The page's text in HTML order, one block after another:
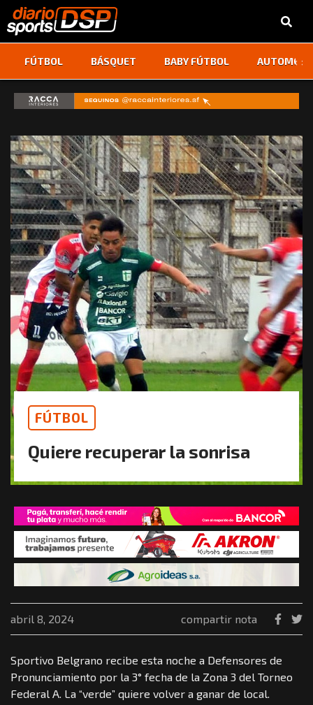
FÚTBOL BÁSQUET BABY FÚTBOL ‹ ›
FÚTBOL
Quiere recuperar la sonrisa
abril 8, 2024 compartir nota
Sportivo Belgrano recibe esta noche a Defensores de
Pronunciamiento por la 3° fecha de la Zona 3 del Torneo
Federal A. La “verde” quiere volver a ganar de local.